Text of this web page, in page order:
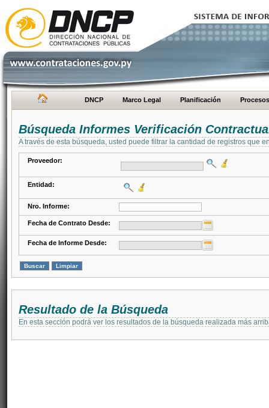
DNCP Marco Legal Planificación Procesos
Búsqueda Informes Verificación
A través de esta búsqueda, usted puede filtrar la cantidad de registros que
Proveedor:
Entidad:
Nro. Informe:
Fecha de Contrato Desde:
Fecha de Informe Desde:
Resultado de la Búsqueda
En esta sección podrá ver los resultados de la búsqueda realizada más